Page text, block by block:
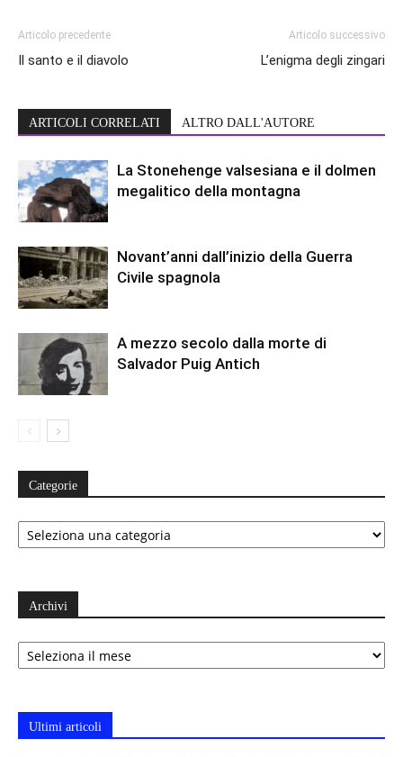
Articolo precedente
Il santo e il diavolo
Articolo successivo
L’enigma degli zingari
ARTICOLI CORRELATI ALTRO DALL'AUTORE
La Stonehenge valsesiana e il dolmen
megalitico della montagna
Novant’anni dall’inizio della Guerra
Civile spagnola
A mezzo secolo dalla morte di
Salvador Puig Antich
Categorie
Categorie
Archivi
Archivi
Ultimi articoli